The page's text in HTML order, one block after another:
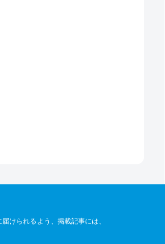
けられるよう、掲載記事には、